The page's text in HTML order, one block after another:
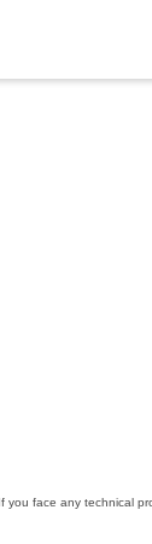
If you face any technical